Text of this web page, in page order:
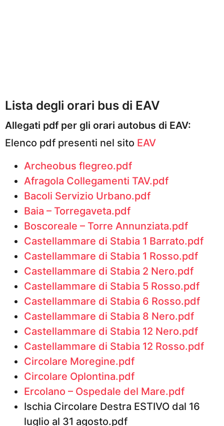
Lista degli orari bus di EAV
Allegati pdf per gli orari autobus di EAV:
Elenco pdf presenti nel sito EAV
Archeobus flegreo.pdf
Afragola Collegamenti TAV.pdf
Bacoli Servizio Urbano.pdf
Baia – Torregaveta.pdf
Boscoreale – Torre Annunziata.pdf
Castellammare di Stabia 1 Barrato.pdf
Castellammare di Stabia 1 Rosso.pdf
Castellammare di Stabia 2 Nero.pdf
Castellammare di Stabia 5 Rosso.pdf
Castellammare di Stabia 6 Rosso.pdf
Castellammare di Stabia 8 Nero.pdf
Castellammare di Stabia 12 Nero.pdf
Castellammare di Stabia 12 Rosso.pdf
Circolare Moregine.pdf
Circolare Oplontina.pdf
Ercolano – Ospedale del Mare.pdf
Ischia Circolare Destra ESTIVO dal 16
luglio al 31 agosto.pdf